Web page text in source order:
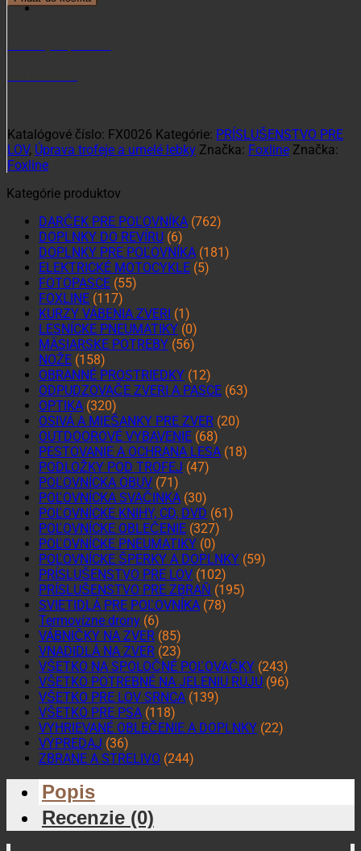
lebka
Jeleň
Katalógové číslo: FX0026 Kategórie: PRÍSLUŠENSTVO PRE
LOV, Úprava trofeje a umelé lebky Značka: Foxline Značka:
Foxline
Kategórie produktov
DARČEK PRE POĽOVNÍKA (762)
DOPLNKY DO REVÍRU (6)
DOPLNKY PRE POĽOVNÍKA (181)
ELEKTRICKÉ MOTOCYKLE (5)
FOTOPASCE (55)
FOXLINE (117)
KURZY VÁBENIA ZVERI (1)
LESNÍCKE PNEUMATIKY (0)
MÄSIARSKE POTREBY (56)
NOŽE (158)
OBRANNÉ PROSTRIEDKY (12)
ODPUDZOVAČE ZVERI A PASCE (63)
OPTIKA (320)
OSIVÁ A MIEŠANKY PRE ZVER (20)
OUTDOOROVÉ VYBAVENIE (68)
PESTOVANIE A OCHRANA LESA (18)
PODLOŽKY POD TROFEJ (47)
POĽOVNÍCKA OBUV (71)
POĽOVNÍCKA SVAČINKA (30)
POĽOVNÍCKE KNIHY, CD, DVD (61)
POĽOVNÍCKE OBLEČENIE (327)
POĽOVNÍCKE PNEUMATIKY (0)
POĽOVNÍCKE ŠPERKY A DOPLNKY (59)
PRÍSLUŠENSTVO PRE LOV (102)
PRÍSLUŠENSTVO PRE ZBRAŇ (195)
SVIETIDLÁ PRE POĽOVNÍKA (78)
Termovízne drony (6)
VÁBNIČKY NA ZVER (85)
VNADIDLÁ NA ZVER (23)
VŠETKO NA SPOLOČNÉ POĽOVAČKY (243)
VŠETKO POTREBNÉ NA JELENIU RUJU (96)
VŠETKO PRE LOV SRNCA (139)
VŠETKO PRE PSA (118)
VYHRIEVANÉ OBLEČENIE A DOPLNKY (22)
VÝPREDAJ (36)
ZBRANE A STRELIVO (244)
Popis
Recenzie (0)